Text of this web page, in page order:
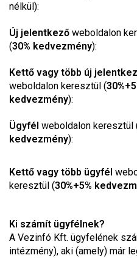
nélkül):
Új jelentkező weboldalon
(30% kedvezmény):
Kettő vagy több új
weboldalon keresztül (
kedvezmény):
Ügyfél weboldalon keresztül
kedvezmény):
Kettő vagy több ügyfél
keresztül (30%+5%
Ki számít ügyfélnek?
A Vezinfó Kft. ügyfelének
intézmény), aki (amely) már